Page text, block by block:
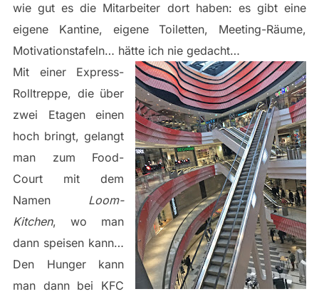
wie gut es die Mitarbeiter dort haben: es gibt eine
eigene Kantine, eigene Toiletten, Meeting-Räume,
Motivationstafeln… hätte ich nie gedacht…
Mit einer Express-
Rolltreppe, die über
zwei Etagen einen
hoch bringt, gelangt
man zum Food-
Court mit dem
Namen Loom-
Kitchen, wo man
dann speisen kann…
Den Hunger kann
man dann bei KFC